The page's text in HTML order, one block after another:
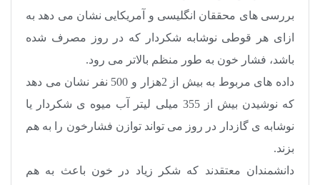
بررسی‌ های محققان انگلیسی و آمریکایی نشان می ‌دهد به
ازای هر قوطی نوشابه شکردار که در روز مصرف شده
باشد، فشار خون به ‌طور منظم بالاتر می ‌رود.
داده ‌های مربوط به بیش از 2هزار و 500 نفر نشان می ‌دهد
که نوشیدن بیش از 355 میلی لیتر آب میوه ی شکردار یا
نوشابه ی گازدار در روز می ‌تواند توازن فشارخون را به هم
بزند.
دانشمندان معتقدند که شکر زیاد در خون باعث به هم